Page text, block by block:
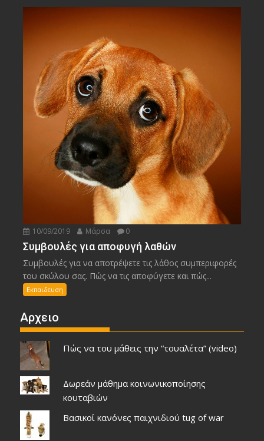
10/09/2019 Μάρσα 0
Συμβουλές για αποφυγή λαθών
Συμβουλές για να αποτρέψετε τις λάθος συμπεριφορές
του σκύλου σας. Πώς να τις αποφύγετε και πώς...
Εκπαιδευση
Αρχειο
Πώς να του μάθεις την “τουαλέτα” (video)
Δωρεάν μάθημα κοινωνικοποίησης
κουταβιών
Βασικοί κανόνες παιχνιδιού tug of war